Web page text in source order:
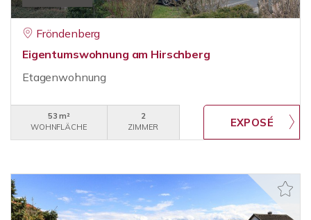
Fröndenberg
Eigentumswohnung am Hirschberg
Etagenwohnung
53 m²
WOHNFLÄCHE
2
ZIMMER